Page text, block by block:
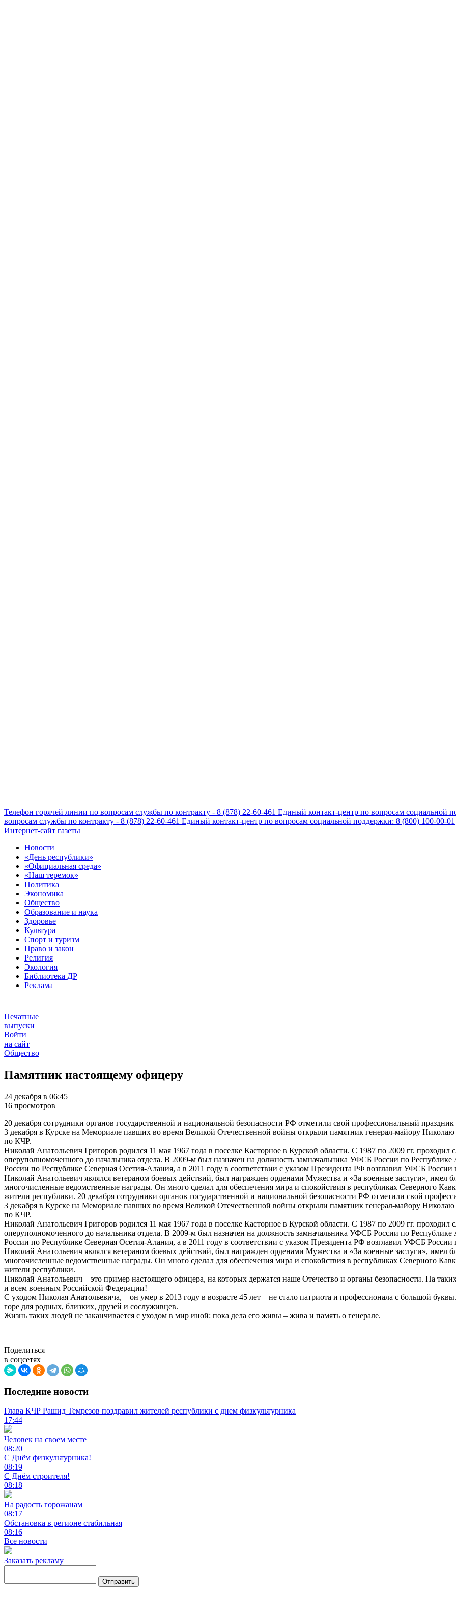
Телефон горячей линии по вопросам службы по контракту - 8 (878) 22-60-461 Единый контакт-центр по вопросам социальной
вопросам службы по контракту - 8 (878) 22-60-461 Единый контакт-центр по вопросам социальной поддержки: 8 (800) 100-00-01
Интернет-сайт газеты
Новости
«День республики»
«Официальная среда»
«Наш теремок»
Политика
Экономика
Общество
Образование и наука
Здоровье
Культура
Спорт и туризм
Право и закон
Религия
Экология
Библиотека ДР
Реклама
Печатные
выпуски
Войти
на сайт
Общество
Памятник настоящему офицеру
24 декабря в 06:45
16 просмотров
20 декабря сотрудники органов государственной и национальной безопасности РФ отметили свой профессиональный праздник
3 декабря в Курске на Мемориале павших во время Великой Отечественной войны открыли памятник генерал-майору
по КЧР.
Николай Анатольевич Григоров родился 11 мая 1967 года в поселке Касторное в Курской области. С 1987 по 2009 гг.
оперуполномоченного до начальника отдела. В 2009-м был назначен на должность замначальника УФСБ России по
России по Республике Северная Осетия-Алания, а в 2011 году в соответствии с указом Президента РФ возглавил УФСБ России
Николай Анатольевич являлся ветераном боевых действий, был награжден орденами Мужества и «За военные заслуги», имел
многочисленные ведомственные награды. Он много сделал для обеспечения мира и спокойствия в республиках Северного
жители республики. 20 декабря сотрудники органов государственной и национальной безопасности РФ отметили свой
3 декабря в Курске на Мемориале павших во время Великой Отечественной войны открыли памятник генерал-майору
по КЧР.
Николай Анатольевич Григоров родился 11 мая 1967 года в поселке Касторное в Курской области. С 1987 по 2009 гг.
оперуполномоченного до начальника отдела. В 2009-м был назначен на должность замначальника УФСБ России по
России по Республике Северная Осетия-Алания, а в 2011 году в соответствии с указом Президента РФ возглавил УФСБ России
Николай Анатольевич являлся ветераном боевых действий, был награжден орденами Мужества и «За военные заслуги», имел
многочисленные ведомственные награды. Он много сделал для обеспечения мира и спокойствия в республиках Северного
жители республики.
Николай Анатольевич – это пример настоящего офицера, на которых держатся наше Отечество и органы безопасности. На
и всем военным Российской Федерации!
С уходом Николая Анатольевича, – он умер в 2013 году в возрасте 45 лет – не стало патриота и профессионала с большой
горе для родных, близких, друзей и сослуживцев.
Жизнь таких людей не заканчивается с уходом в мир иной: пока дела его живы – жива и память о генерале.
Поделиться
в соцсетях
Последние новости
Глава КЧР Рашид Темрезов поздравил жителей республики с днем физкультурника
17:44
Человек на своем месте
08:20
С Днём физкультурника!
08:19
С Днём строителя!
08:18
На радость горожанам
08:17
Обстановка в регионе стабильная
08:16
Все новости
Заказать рекламу
Отправить